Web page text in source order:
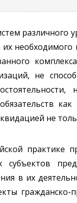
различного
необходимого
не
не
практике
в их